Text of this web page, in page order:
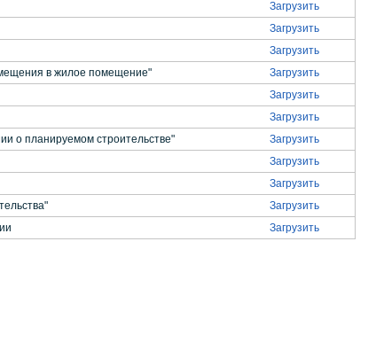
Загрузить
Загрузить
Загрузить
в жилое помещение" Загрузить
Загрузить
Загрузить
о планируемом строительстве" Загрузить
Загрузить
Загрузить
Загрузить
Загрузить